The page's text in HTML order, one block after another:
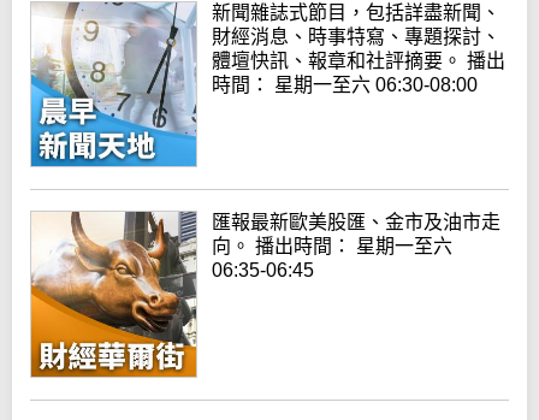
新聞雜誌式節目，包括詳盡新聞、
財經消息、時事特寫、專題探討、
體壇快訊、報章和社評摘要。 播出
時間： 星期一至六 06:30-08:00
匯報最新歐美股匯、金市及油市走
向。 播出時間： 星期一至六
06:35-06:45